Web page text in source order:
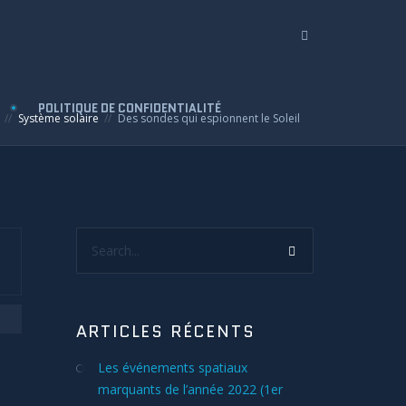
POLITIQUE DE CONFIDENTIALITÉ
Système solaire Des sondes qui espionnent le Soleil
ARTICLES RÉCENTS
Les événements spatiaux
marquants de l’année 2022 (1er